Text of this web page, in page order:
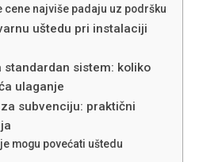
cene najviše padaju uz podršku
uštedu pri instalaciji
sistem: koliko
ulaganje
subvenciju: praktični
mogu povećati uštedu